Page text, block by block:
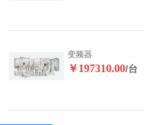
变频器
￥197310.00/台